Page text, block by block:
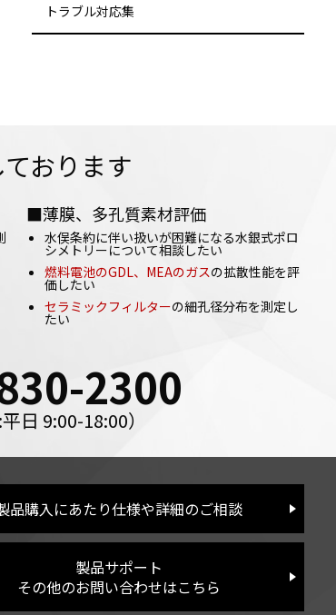
トラブル対応集
おります
■薄膜、多孔質素材評価
水俣条約に伴い扱いが困難になる水銀式ポロ
シメトリーについて相談したい
燃料電池のGDL、MEAのガスの拡散性能を評
価したい
セラミックフィルターの細孔径分布を測定し
たい
2300
日 9:00-18:00）
品購入にあたり仕様や詳細のご相談
製品サポート
その他のお問い合わせはこちら